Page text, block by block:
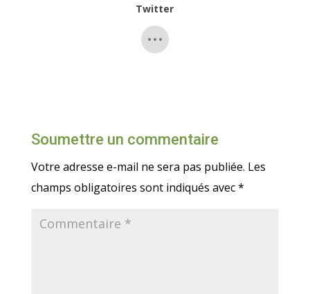
Twitter
Soumettre un commentaire
Votre adresse e-mail ne sera pas publiée. Les
champs obligatoires sont indiqués avec*